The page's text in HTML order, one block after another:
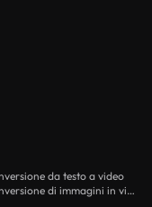
da testo a video
Flussi di lavoro di intelligenza artificiale per la conversione di immagini in video